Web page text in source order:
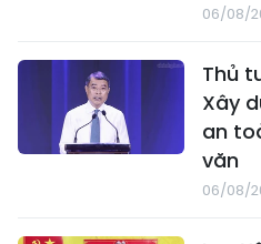
06/08/
Thủ
Xây
an
văn
06/08/